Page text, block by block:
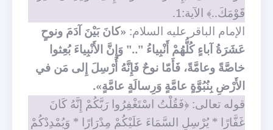
قَوْمَكَ..﴾ الآية:1.
الإمام الباقر عليه السلام: «كانَ بَيْنَ آدَمَ ونوحٍ
عَشَرَةُ آباءٍ كُلُّهُمْ أَنْبِياءُ ".." وَإِنَّ الأَنْبِياءَ بُعِثوا
خاصَّةً وعامَّةً، فَأَمّا نوحٌ فَإِنَّهُ أُرْسِلَ إِلى مَن في
الأَرْضِ بِنُبُوَّةٍ عامَّةٍ وَرِسالَةٍ عامَّةٍ».
قوله تعالى: ﴿فَقُلْتُ اسْتَغْفِرُوا رَبَّكُمْ إِنَّهُ كَانَ
غَفَّارًا * يُرْسِلِ السَّمَاءَ عَلَيْكُمْ مِدْرَارًا * وَيُمْدِدْكُمْ